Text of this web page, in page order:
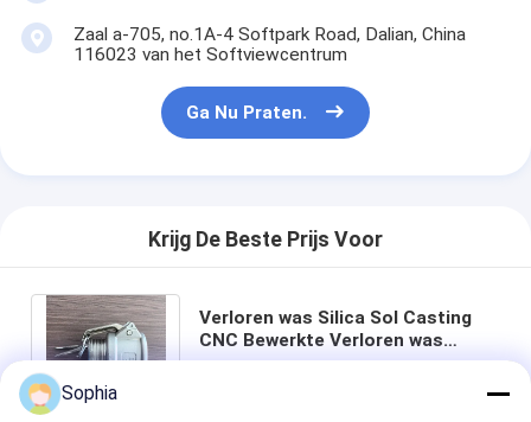
Zaal a-705, no.1A-4 Softpark Road, Dalian, China
116023 van het Softviewcentrum
Ga Nu Praten.
Krijg De Beste Prijs Voor
Verloren was Silica Sol Casting
CNC Bewerkte Verloren was
Casting Precision Castings Quick
Sophia